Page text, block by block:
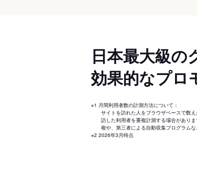
日本最大級の
効果的なプロ
※1 月間利用者数の計測方法について：
サイトを訪れた人をブラウザベースで数
訪した利用者を重複計測する場合があり
複や、第三者による自動収集プログラム
※2 2026年3月時点